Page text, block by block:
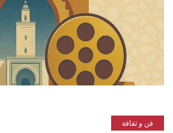
فن و ثقافة